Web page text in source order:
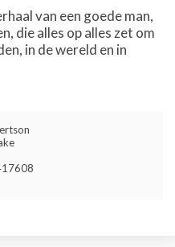
van een goede man,
die alles op alles zet om
in de wereld en in